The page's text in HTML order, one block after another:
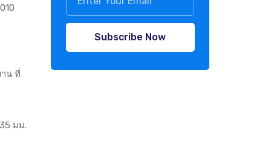
น ที่
มม.
Subscribe Now